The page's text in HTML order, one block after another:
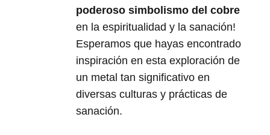
poderoso simbolismo del cobre
en la espiritualidad y la sanación!
Esperamos que hayas encontrado
inspiración en esta exploración de
un metal tan significativo en
diversas culturas y prácticas de
sanación.